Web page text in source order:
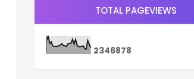
TOTAL PAGEVIEWS
2346878